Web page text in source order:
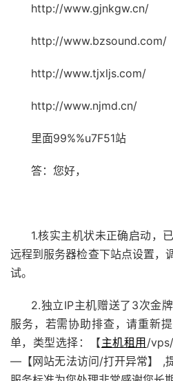
http://www.gjnkgw.cn/
http://www.bzsound.com/
http://www.tjxljs.com/
http://www.njmd.cn/
里面99%%u7F51站
答：您好，
1.核实主机状未正确启动，
远程到服务器检查下站点设置，
试。
2.独立IP主机赠送了3次金
服务，若需协助排查，请重新
单，类型选择：【主机租用/vps/
—【网站无法访问/打开异常】 ,